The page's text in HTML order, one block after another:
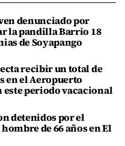
denunciado por
la pandilla Barrio 18
de Soyapango
recibir un total de
en el Aeropuerto
periodo vacacional
detenidos por el
de 66 años en El